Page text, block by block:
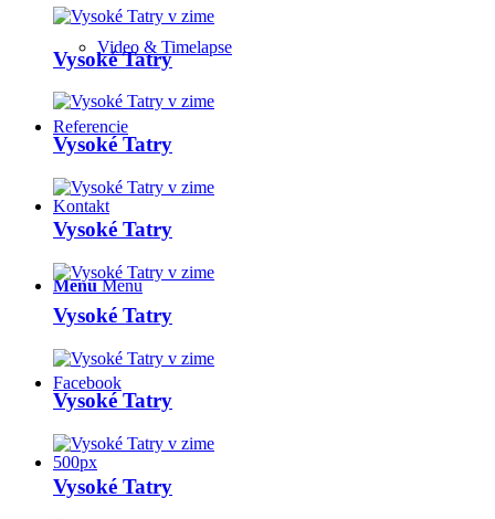
Video & Timelapse
Referencie
Kontakt
Menu Menu
Facebook
500px
Vysoké Tatry
Vysoké Tatry
Vysoké Tatry
Vysoké Tatry
Vysoké Tatry
Vysoké Tatry